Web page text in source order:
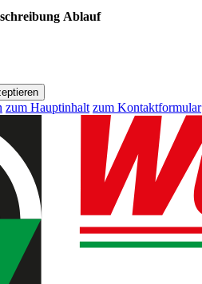
Ablauf
zum Hauptinhalt zum Kontaktformular